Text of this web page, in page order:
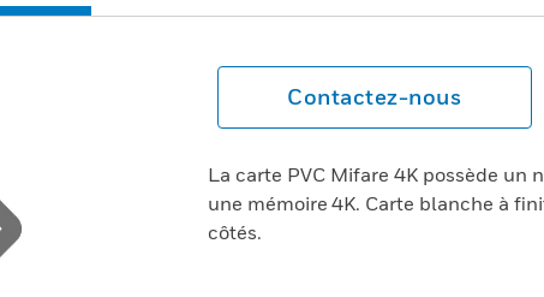
Contactez-nous
La carte PVC Mifare 4K possède un
une mémoire 4K. Carte blanche à
côtés.